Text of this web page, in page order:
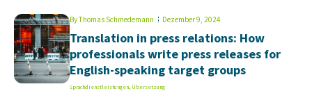
ByThomas Schmedemann Dezember 9, 2024
Translation in press relations: How
professionals write press releases for
English-speaking target groups
Sprachdienstleistungen, Übersetzung